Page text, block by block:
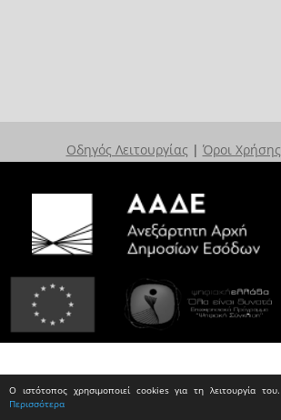
Ο ιστότοπος χρησιμοποιεί cookies για τη λειτουργία του.
Περισσότερα
Οδηγός Λειτουργίας | Όροι Χρήσης